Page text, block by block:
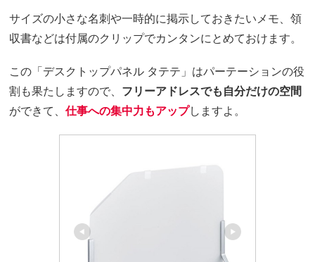
サイズの小さな名刺や一時的に掲示しておきたいメモ、領
収書などは付属のクリップでカンタンにとめておけます。
この「デスクトップパネル タテテ」はパーテーションの役
割も果たしますので、 フリーアドレスでも自分だけの空間
ができて、仕事への集中力もアップしますよ。